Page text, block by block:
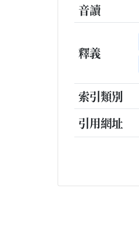
音讀
釋義
索引類別
引用網址